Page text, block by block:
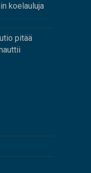
koelauluja
pitää